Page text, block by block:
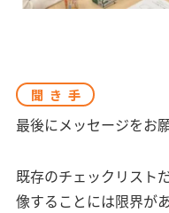
聞き手
最後にメッセージをお
既存のチェックリスト
像することには限界が